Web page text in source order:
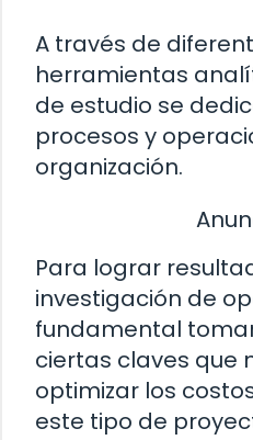
A través de
herramientas
de estudio se
procesos y
organización.
Para lograr
investigación de
fundamental
ciertas claves que
optimizar los
este tipo de